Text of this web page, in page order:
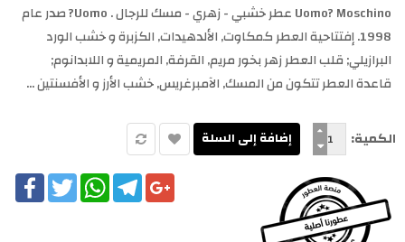
Uomo? Moschino عطر خشبي - زهري - مسك للرجال . Uomo? صدر عام
1998. إفتتاحية العطر كمكاوت, الألدهيدات, الكزبرة و خشب الورد
البرازيلي; قلب العطر زهر بخور مريم, القرفة, المريمية و اللابدانوم;
قاعدة العطر تتكون من المسك, الآمبرغريس, خشب الأرز و الأفسنتين ...
الكمية:
Twitter
WhatsAppTelegramGoogle+